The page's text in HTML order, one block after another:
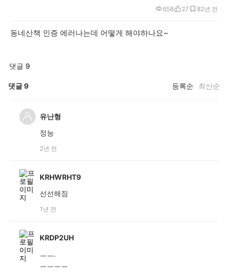
2년 전
658 27 8
동네산책 인증 에러나는데 어떻게 해야하나요~
댓글 9
댓글9 등록순 최신순
유난형
정능
2년 전
KRHWRHT9
선선해짐
1년 전
KRDP2UH
ㅡㅡ.
ㅡㅡㅡㅡ